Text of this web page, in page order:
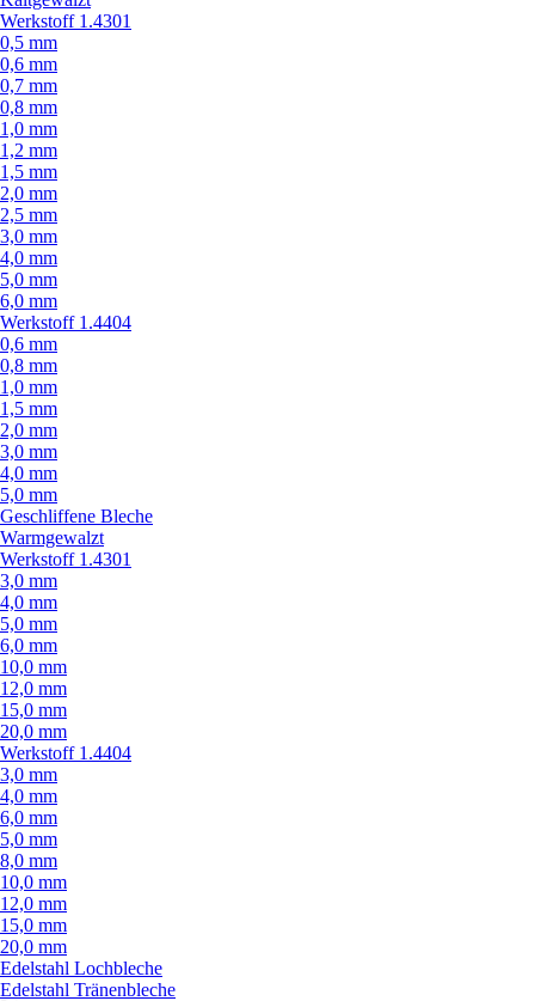
Werkstoff 1.4301
0,5 mm
0,6 mm
0,7 mm
0,8 mm
1,0 mm
1,2 mm
1,5 mm
2,0 mm
2,5 mm
3,0 mm
4,0 mm
5,0 mm
6,0 mm
Werkstoff 1.4404
0,6 mm
0,8 mm
1,0 mm
1,5 mm
2,0 mm
3,0 mm
4,0 mm
5,0 mm
Geschliffene Bleche
Warmgewalzt
Werkstoff 1.4301
3,0 mm
4,0 mm
5,0 mm
6,0 mm
10,0 mm
12,0 mm
15,0 mm
20,0 mm
Werkstoff 1.4404
3,0 mm
4,0 mm
6,0 mm
5,0 mm
8,0 mm
10,0 mm
12,0 mm
15,0 mm
20,0 mm
Edelstahl Lochbleche
Edelstahl Tränenbleche